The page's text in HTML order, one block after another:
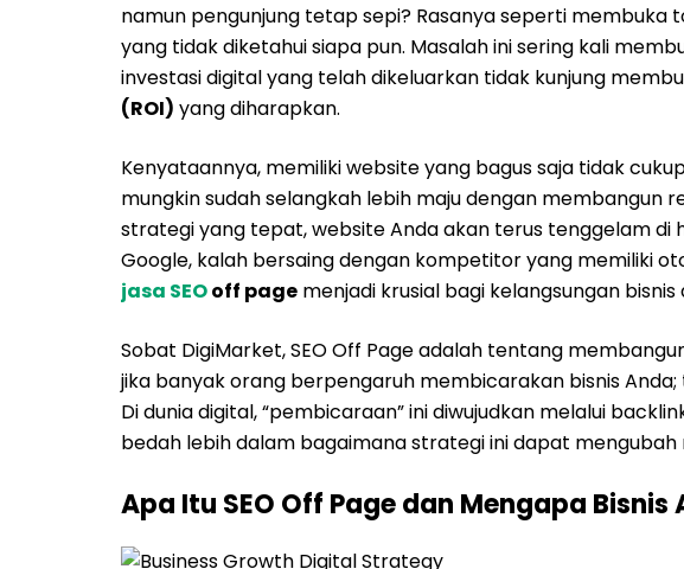
namun pengunjung tetap sepi? Rasanya seperti
yang tidak diketahui siapa pun. Masalah ini sering kali
investasi digital yang telah dikeluarkan tidak kunjung
(ROI) yang diharapkan.
Kenyataannya, memiliki website yang bagus saja tidak
mungkin sudah selangkah lebih maju dengan membangun
strategi yang tepat, website Anda akan terus tenggelam di
Google, kalah bersaing dengan kompetitor yang memiliki
jasa SEOoff page menjadi krusial bagi kelangsungan bisnis
Sobat DigiMarket, SEO Off Page adalah tentang
jika banyak orang berpengaruh membicarakan bisnis
Di dunia digital, “pembicaraan” ini diwujudkan melalui
bedah lebih dalam bagaimana strategi ini dapat mengubah
Apa Itu SEO Off Page dan Mengapa